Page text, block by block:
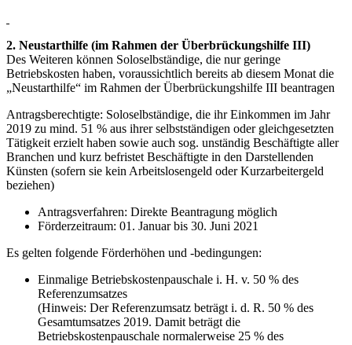
2. Neustarthilfe (im Rahmen der Überbrückungshilfe III)
Des Weiteren können Soloselbständige, die nur geringe
Betriebskosten haben, voraussichtlich bereits ab diesem Monat die
„Neustarthilfe“ im Rahmen der Überbrückungshilfe III beantragen
Antragsberechtigte: Soloselbständige, die ihr Einkommen im Jahr
2019 zu mind. 51 % aus ihrer selbstständigen oder gleichgesetzten
Tätigkeit erzielt haben sowie auch sog. unständig Beschäftigte aller
Branchen und kurz befristet Beschäftigte in den Darstellenden
Künsten (sofern sie kein Arbeitslosengeld oder Kurzarbeitergeld
beziehen)
Antragsverfahren: Direkte Beantragung möglich
Förderzeitraum: 01. Januar bis 30. Juni 2021
Es gelten folgende Förderhöhen und -bedingungen:
Einmalige Betriebskostenpauschale i. H. v. 50 % des
Referenzumsatzes
(Hinweis: Der Referenzumsatz beträgt i. d. R. 50 % des
Gesamtumsatzes 2019. Damit beträgt die
Betriebskostenpauschale normalerweise 25 % des